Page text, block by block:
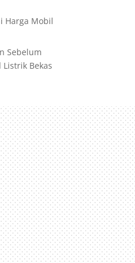
Harga Mobil
Sebelum
Bekas